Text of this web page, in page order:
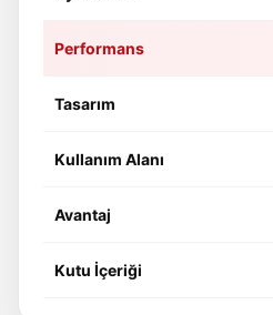
Performans
Tasarım
Kullanım Alanı
Avantaj
Kutu İçeriği